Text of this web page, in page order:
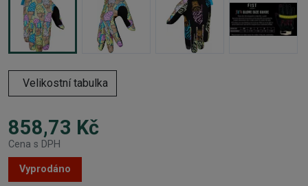
Velikostní tabulka
858,73 Kč
Cena s DPH
Vyprodáno